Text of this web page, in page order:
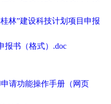
林”建设科技计划项目申报
报书（格式）.doc
请功能操作手册（网页